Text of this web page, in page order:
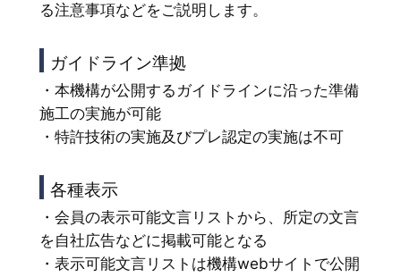
る注意事項などをご説明します。
ガイドライン準拠
・本機構が公開するガイドラインに沿った準備
施工の実施が可能
・特許技術の実施及びプレ認定の実施は不可
各種表示
・会員の表示可能文言リストから、所定の文言
を自社広告などに掲載可能となる
・表示可能文言リストは機構webサイトで公開